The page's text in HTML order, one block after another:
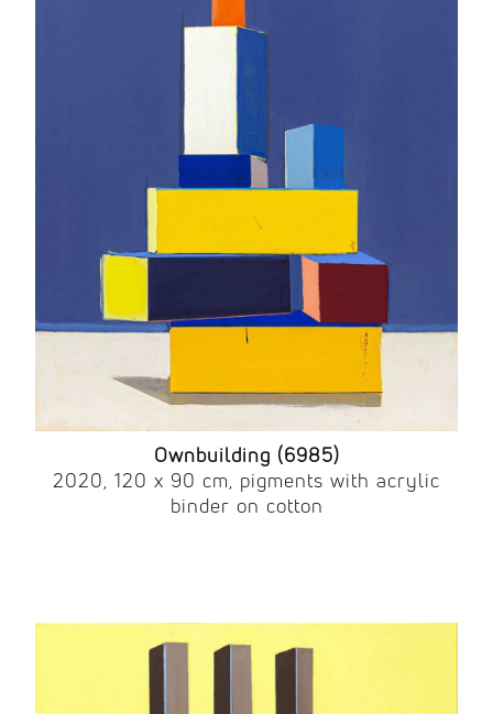
Ownbuilding (6985)
2020, 120 x 90 cm, pigments with acrylic
binder on cotton